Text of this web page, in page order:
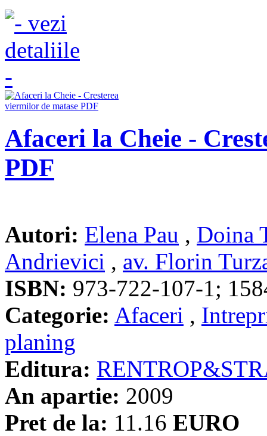
Afaceri la Cheie -
PDF
Autori: Elena Pau , Doina
Andrievici , av. Florin
ISBN: 973-722-107-1;
Categorie: Afaceri ,
planing
Editura:
An apartie: 2009
Pret de la: 11.16 EURO